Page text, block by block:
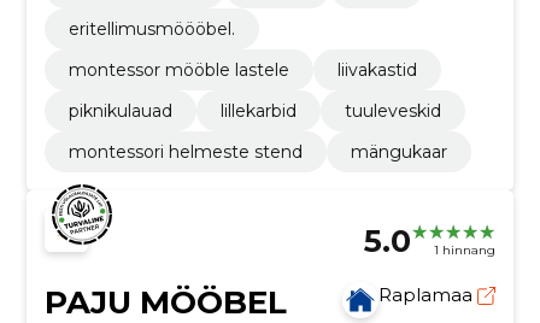
eritellimusmöööbel.
montessor mööble lastele
liivakastid
piknikulauad
lillekarbid
tuuleveskid
montessori helmeste stend
mängukaar
5.0 1 hinnang
PAJU MÖÖBEL
Raplamaa